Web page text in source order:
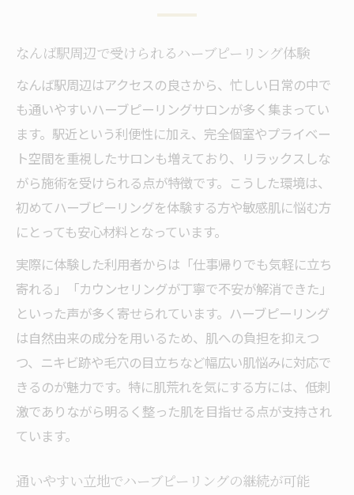
なんば駅周辺で受けられるハーブピーリング体験
なんば駅周辺はアクセスの良さから、忙しい日常の中で
も通いやすいハーブピーリングサロンが多く集まってい
ます。駅近という利便性に加え、完全個室やプライベー
ト空間を重視したサロンも増えており、リラックスしな
がら施術を受けられる点が特徴です。こうした環境は、
初めてハーブピーリングを体験する方や敏感肌に悩む方
にとっても安心材料となっています。
実際に体験した利用者からは「仕事帰りでも気軽に立ち
寄れる」「カウンセリングが丁寧で不安が解消できた」
といった声が多く寄せられています。ハーブピーリング
は自然由来の成分を用いるため、肌への負担を抑えつ
つ、ニキビ跡や毛穴の目立ちなど幅広い肌悩みに対応で
きるのが魅力です。特に肌荒れを気にする方には、低刺
激でありながら明るく整った肌を目指せる点が支持され
ています。
通いやすい立地でハーブピーリングの継続が可能